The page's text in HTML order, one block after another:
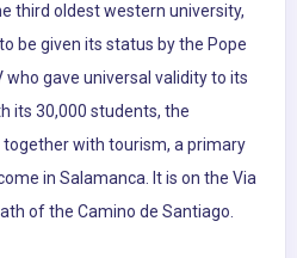
third oldest western university,
be given its status by the Pope
who gave universal validity to its
its 30,000 students, the
together with tourism, a primary
in Salamanca. It is on the Via
of the Camino de Santiago.